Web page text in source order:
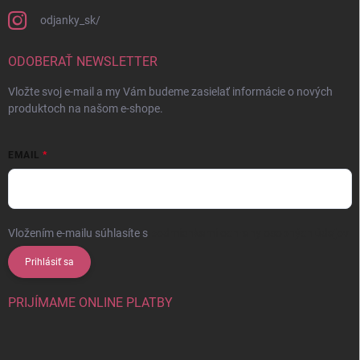
odjanky_sk/
ODOBERAŤ NEWSLETTER
Vložte svoj e-mail a my Vám budeme zasielať informácie o nových
produktoch na našom e-shope.
EMAIL
Vložením e-mailu súhlasíte s
Prihlásiť sa
PRIJÍMAME ONLINE PLATBY